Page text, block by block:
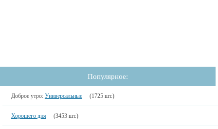
Популярное:
Доброе утро: Универсальные (1725 шт.)
Хорошего дня (3453 шт.)